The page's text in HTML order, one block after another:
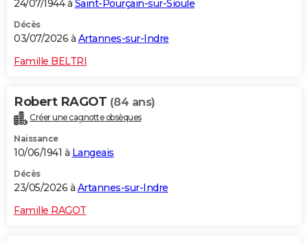
S'inscrire
Se connecter
Lycées
Collèges
Primaires
Universités
Entreprises
Service militaire
Avis de recherche
AVIS DE DÉCÈS
24/07/1944 à Saint-Pourçain-sur-Sioule
Décès
03/07/2026 à Artannes-sur-Indre
Famille BELTRI
Robert RAGOT (84 ans)
Créer une cagnotte obsèques
Naissance
10/06/1941 à Langeais
Décès
23/05/2026 à Artannes-sur-Indre
Famille RAGOT